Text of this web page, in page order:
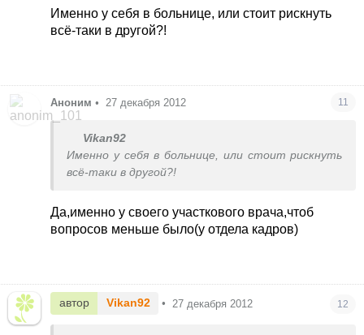
что не переживайте никто вас не пошлет.Так
будет надёжней в случае проверки вашего
больничного.
Именно у себя в больнице, или стоит рискнуть
всё-таки в другой?!
Аноним • 27 декабря 2012 11
Vikan92
Именно у себя в больнице, или стоит рискнуть
всё-таки в другой?!
Да,именно у своего участкового врача,чтоб
вопросов меньше было(у отдела кадров)
автор Vikan92 • 27 декабря 2012 12